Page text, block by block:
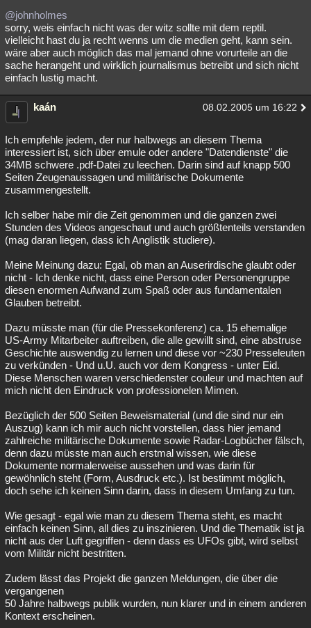
@johnholmes
sorry, weis einfach nicht was der witz sollte mit dem reptil.
vielleicht hast du ja recht wenns um die medien geht, kann sein.
wäre aber auch möglich das mal jemand ohne vorurteile an die
sache herangeht und wirklich journalismus betreibt und sich nicht
einfach lustig macht.
kaán 08.02.2005 um 16:22
Ich empfehle jedem, der nur halbwegs an diesem Thema
interessiert ist, sich über emule oder andere "Datendienste" die
34MB schwere .pdf-Datei zu leechen. Darin sind auf knapp 500
Seiten Zeugenaussagen und militärische Dokumente
zusammengestellt.
Ich selber habe mir die Zeit genommen und die ganzen zwei
Stunden des Videos angeschaut und auch größtenteils verstanden
(mag daran liegen, dass ich Anglistik studiere).
Meine Meinung dazu: Egal, ob man an Auserirdische glaubt oder
nicht - Ich denke nicht, dass eine Person oder Personengruppe
diesen enormen Aufwand zum Spaß oder aus fundamentalen
Glauben betreibt.
Dazu müsste man (für die Pressekonferenz) ca. 15 ehemalige
US-Army Mitarbeiter auftreiben, die alle gewillt sind, eine abstruse
Geschichte auswendig zu lernen und diese vor ~230 Presseleuten
zu verkünden - Und u.U. auch vor dem Kongress - unter Eid.
Diese Menschen waren verschiedenster couleur und machten auf
mich nicht den Eindruck von professionelen Mimen.
Bezüglich der 500 Seiten Beweismaterial (und die sind nur ein
Auszug) kann ich mir auch nicht vorstellen, dass hier jemand
zahlreiche militärische Dokumente sowie Radar-Logbücher fälsch,
denn dazu müsste man auch erstmal wissen, wie diese
Dokumente normalerweise aussehen und was darin für
gewöhnlich steht (Form, Ausdruck etc.). Ist bestimmt möglich,
doch sehe ich keinen Sinn darin, dass in diesem Umfang zu tun.
Wie gesagt - egal wie man zu diesem Thema steht, es macht
einfach keinen Sinn, all dies zu inszinieren. Und die Thematik ist ja
nicht aus der Luft gegriffen - denn dass es UFOs gibt, wird selbst
vom Militär nicht bestritten.
Zudem lässt das Projekt die ganzen Meldungen, die über die
vergangenen
50 Jahre halbwegs publik wurden, nun klarer und in einem anderen
Kontext erscheinen.